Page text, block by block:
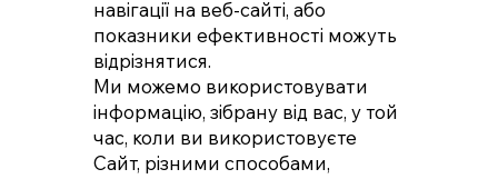
навігації на веб-сайті, або
показники ефективності можуть
відрізнятися.
Ми можемо використовувати
інформацію, зібрану від вас, у той
час, коли ви використовуєте
Сайт, різними способами,